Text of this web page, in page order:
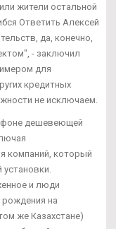
жители остальной
Ответить Алексей
да, конечно,
- заключил
для
кредитных
не исключаем.
фоне дешевеющей
компаний, который
и люди
на
же Казахстане)